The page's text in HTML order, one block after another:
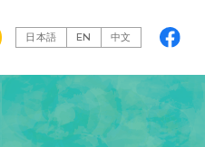
日本語 EN 中文